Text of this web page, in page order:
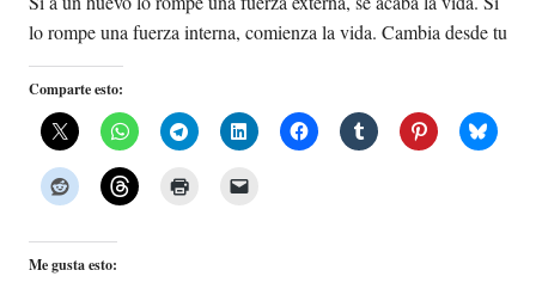
lo rompe una fuerza interna, comienza la vida. Cambia desde tu
Comparte esto:
Me gusta esto: